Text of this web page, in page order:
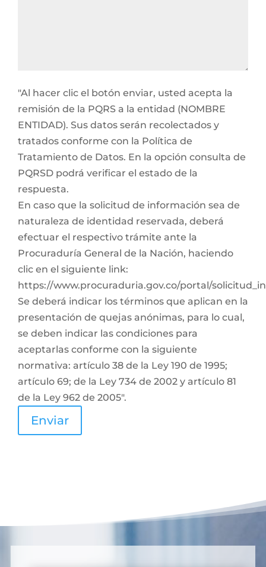
"Al hacer clic el botón enviar, usted acepta la
remisión de la PQRS a la entidad (NOMBRE
ENTIDAD). Sus datos serán recolectados y
tratados conforme con la Política de
Tratamiento de Datos. En la opción consulta de
PQRSD podrá verificar el estado de la
respuesta.
En caso que la solicitud de información sea de
naturaleza de identidad reservada, deberá
efectuar el respectivo trámite ante la
Procuraduría General de la Nación, haciendo
clic en el siguiente link:
https://www.procuraduria.gov.co/portal/
Se deberá indicar los términos que aplican en la
presentación de quejas anónimas, para lo cual,
se deben indicar las condiciones para
aceptarlas conforme con la siguiente
normativa: artículo 38 de la Ley 190 de 1995;
artículo 69; de la Ley 734 de 2002 y artículo 81
de la Ley 962 de 2005".
Enviar